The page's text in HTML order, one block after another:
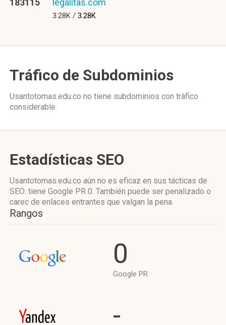
183115 legalitas.com
3.28K / 3.28K
Tráfico de Subdominios
Usantotomas.edu.co no tiene subdominios con tráfico
considerable.
Estadísticas SEO
Usantotomas.edu.co aún no es eficaz en sus tácticas de
SEO: tiene Google PR 0. También puede ser penalizado o
carec de enlaces entrantes que valgan la pena.
Rangos
0
Google PR
-